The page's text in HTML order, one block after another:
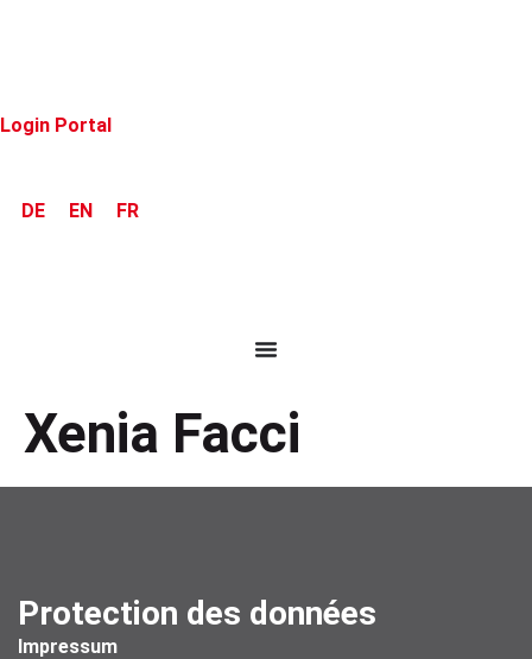
Login Portal
DE EN FR
Xenia Facci
Protection des données
Impressum